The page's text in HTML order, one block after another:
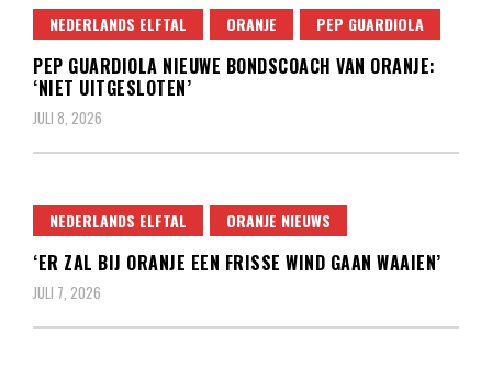
NEDERLANDS ELFTAL ORANJE PEP GUARDIOLA
PEP GUARDIOLA NIEUWE BONDSCOACH VAN ORANJE:
‘NIET UITGESLOTEN’
JULI 8, 2026
NEDERLANDS ELFTAL ORANJE NIEUWS
‘ER ZAL BIJ ORANJE EEN FRISSE WIND GAAN WAAIEN’
JULI 7, 2026